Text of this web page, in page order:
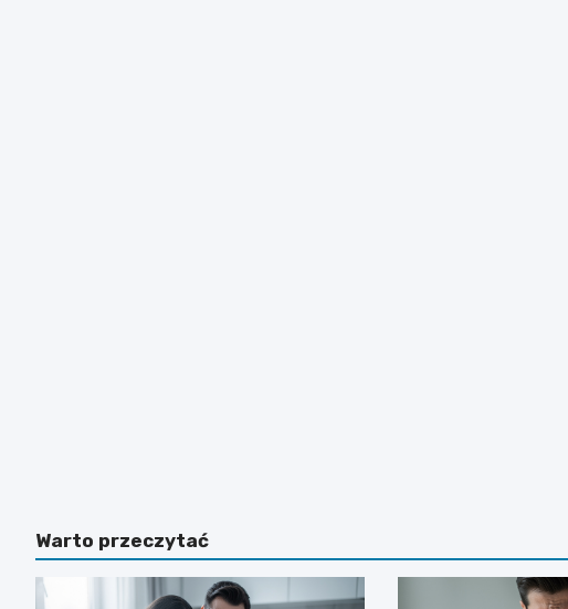
Warto przeczytać